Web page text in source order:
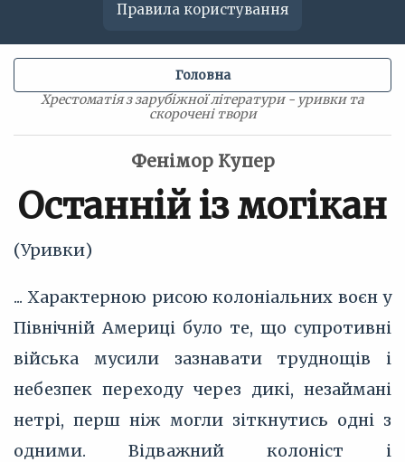
Правила користування
Хрестоматія з зарубіжної літератури - уривки та
скорочені твори
Головна
Фенімор Купер
Останній із могікан
(Уривки)
... Характерною рисою колоніальних воєн у
Північній Америці було те, що супротивні
війська мусили зазнавати труднощів і
небезпек переходу через дикі, незаймані
нетрі, перш ніж могли зіткнутись одні з
одними. Відважний колоніст і